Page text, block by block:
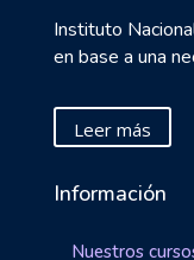
Instituto
en base a una
Leer más
Información
Nuestros